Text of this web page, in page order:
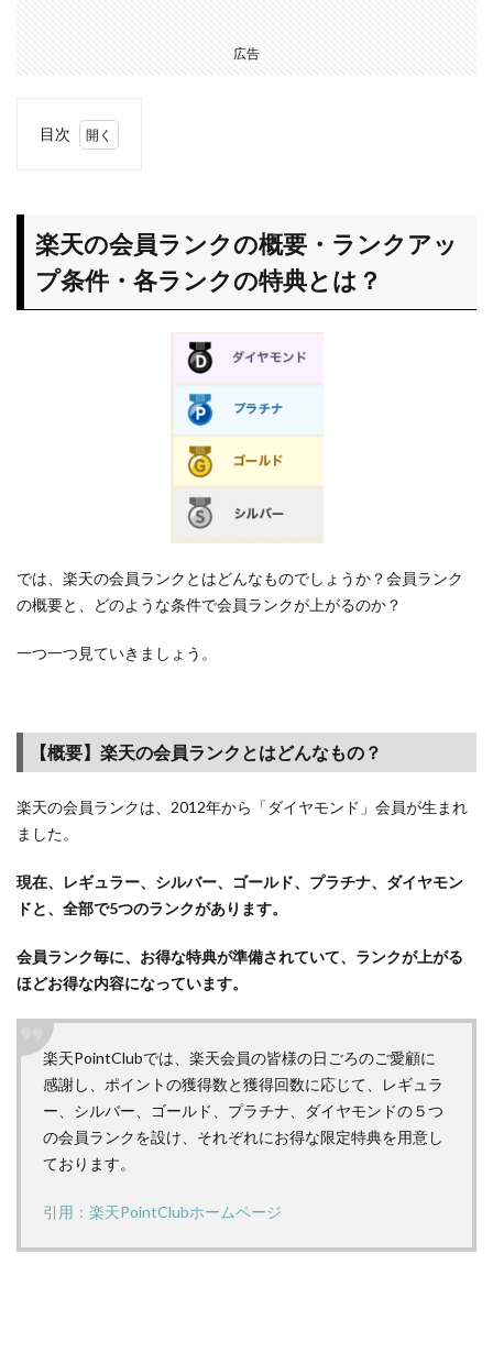
広告
目次
員ラ
ンク
の概
1.1
【概
楽天
とは
どん
の？
1.2
格条
件】
ラン
クア
件
は？
1.3
【メ
リッ
各会
楽天の会員ランクの概要・ランクアッ
プ条件・各ランクの特典とは？
では、楽天の会員ランクとはどんなものでしょうか？会員ランク
の概要と、どのような条件で会員ランクが上がるのか？
一つ一つ見ていきましょう。
【概要】楽天の会員ランクとはどんなもの？
楽天の会員ランクは、2012年から「ダイヤモンド」会員が生まれ
ました。
現在、レギュラー、シルバー、ゴールド、プラチナ、ダイヤモン
ドと、全部で5つのランクがあります。
会員ランク毎に、お得な特典が準備されていて、ランクが上がる
ほどお得な内容になっています。
楽天PointClubでは、楽天会員の皆様の日ごろのご愛顧に
感謝し、ポイントの獲得数と獲得回数に応じて、レギュラ
ー、シルバー、ゴールド、プラチナ、ダイヤモンドの５つ
の会員ランクを設け、それぞれにお得な限定特典を用意し
ております。
引用：楽天PointClubホームページ